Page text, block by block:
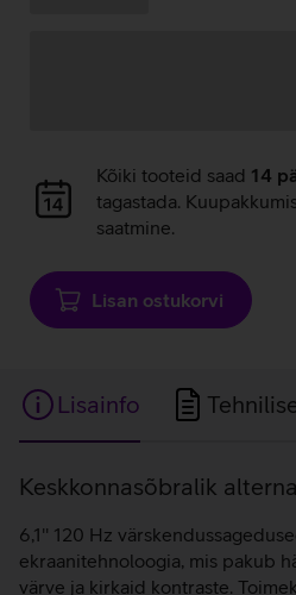
Andmete
laadimine
Kõiki tooteid saad 14
tagastada.
saatmine.
Lisan ostukorvi
Lisainfo
Lisainfo
Keskkonnasõbralik
6,1'' 120 Hz
ekraanitehnoloogia, mis pakub
värve ja kirkaid kontraste.